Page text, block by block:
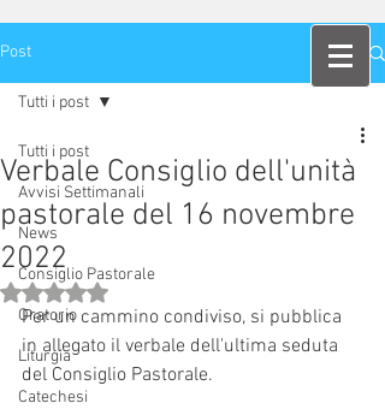
Post
Tutti i post
Avvisi Settimanali
News
Consiglio Pastorale
Oratorio
Liturgia
Catechesi
Tutti i post
Verbale Consiglio dell'unità
pastorale del 16 novembre
2022
Valutazione NaN stelle su 5.
Per un cammino condiviso, si pubblica
in allegato il verbale dell'ultima seduta
del Consiglio Pastorale.